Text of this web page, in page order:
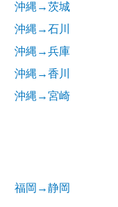
沖縄→茨城
沖縄→石川
沖縄→兵庫
沖縄→香川
沖縄→宮崎
福岡→静岡